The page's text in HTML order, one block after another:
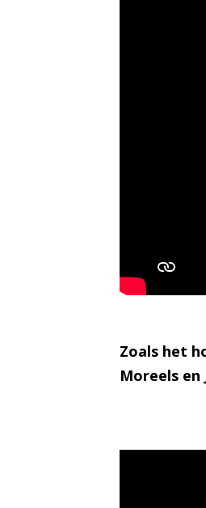
Zoals het
Moreels